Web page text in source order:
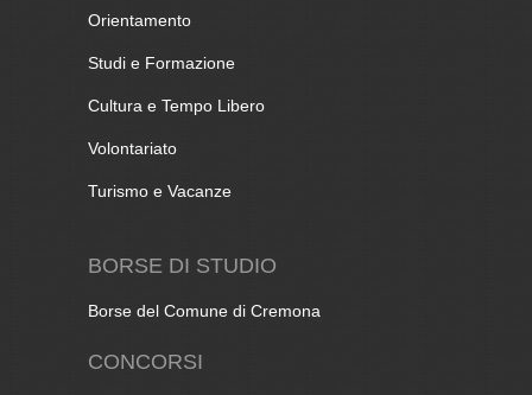
Orientamento
Studi e Formazione
Cultura e Tempo Libero
Volontariato
Turismo e Vacanze
BORSE DI STUDIO
Borse del Comune di Cremona
CONCORSI